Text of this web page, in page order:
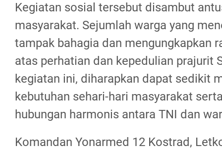
Kegiatan sosial tersebut disambut
masyarakat. Sejumlah warga yang
tampak bahagia dan mengungkapkan
atas perhatian dan kepedulian prajurit
kegiatan ini, diharapkan dapat sedikit
kebutuhan sehari-hari masyarakat
hubungan harmonis antara TNI dan
Komandan Yonarmed 12 Kostrad,